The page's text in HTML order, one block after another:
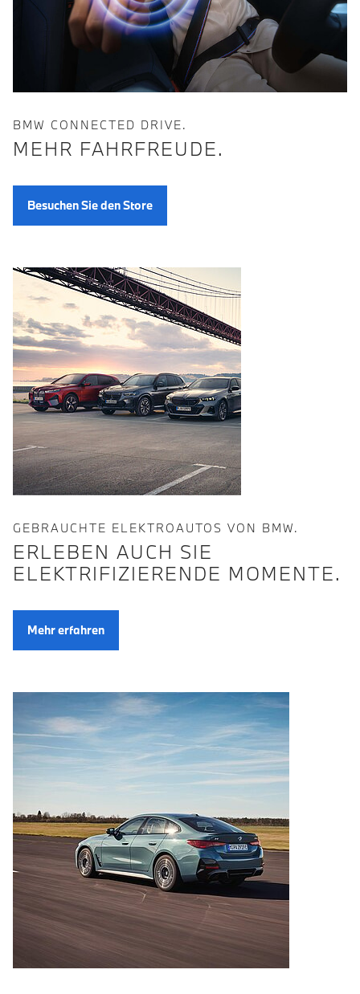
BMW CONNECTED DRIVE.
MEHR FAHRFREUDE.
Besuchen Sie den Store
GEBRAUCHTE ELEKTROAUTOS VON BMW.
ERLEBEN AUCH SIE
ELEKTRIFIZIERENDE MOMENTE.
Mehr erfahren